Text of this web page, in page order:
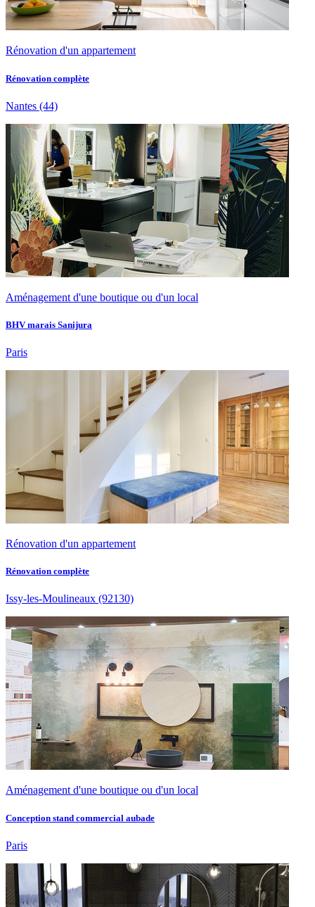
Rénovation d'un appartement
Rénovation complète
Nantes (44)
Aménagement d'une boutique ou d'un local
BHV marais Sanijura
Paris
Rénovation d'un appartement
Rénovation complète
Issy-les-Moulineaux (92130)
Aménagement d'une boutique ou d'un local
Conception stand commercial aubade
Paris